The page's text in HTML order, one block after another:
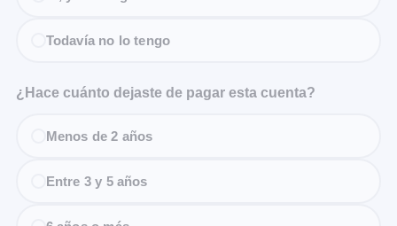
Todavía no lo tengo
¿Hace cuánto dejaste de pagar esta cuenta?
Menos de 2 años
Entre 3 y 5 años